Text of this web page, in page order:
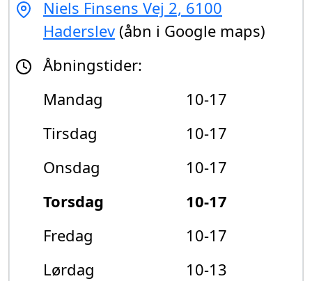
Niels Finsens Vej 2, 6100
Haderslev (åbn i Google maps)
Åbningstider:
Mandag
10-17
Tirsdag
10-17
Onsdag
10-17
Torsdag
10-17
Fredag
10-17
Lørdag
10-13